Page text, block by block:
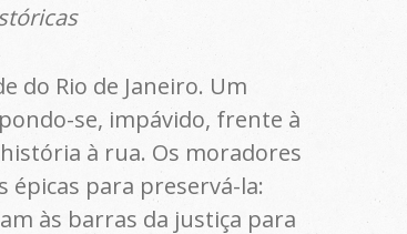
do Rio de Janeiro. Um
se, impávido, frente à
à rua. Os moradores
épicas para preservá-la:
às barras da justiça para